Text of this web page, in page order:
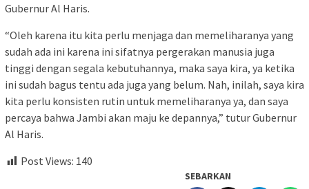
Gubernur Al Haris.
“Oleh karena itu kita perlu menjaga dan memeliharanya yang
sudah ada ini karena ini sifatnya pergerakan manusia juga
tinggi dengan segala kebutuhannya, maka saya kira, ya ketika
ini sudah bagus tentu ada juga yang belum. Nah, inilah, saya kira
kita perlu konsisten rutin untuk memeliharanya ya, dan saya
percaya bahwa Jambi akan maju ke depannya,” tutur Gubernur
Al Haris.
Post Views: 140
SEBARKAN